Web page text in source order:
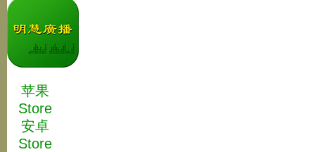
苹果
Store
安卓
Store